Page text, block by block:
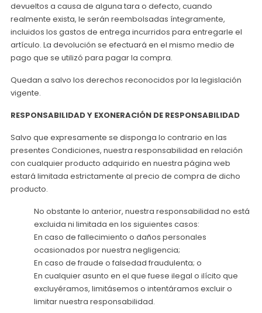
devueltos a causa de alguna tara o defecto, cuando
realmente exista, le serán reembolsadas íntegramente,
incluidos los gastos de entrega incurridos para entregarle el
artículo. La devolución se efectuará en el mismo medio de
pago que se utilizó para pagar la compra.
Quedan a salvo los derechos reconocidos por la legislación
vigente.
RESPONSABILIDAD Y EXONERACIÓN DE RESPONSABILIDAD
Salvo que expresamente se disponga lo contrario en las
presentes Condiciones, nuestra responsabilidad en relación
con cualquier producto adquirido en nuestra página web
estará limitada estrictamente al precio de compra de dicho
producto.
No obstante lo anterior, nuestra responsabilidad no está
excluida ni limitada en los siguientes casos:
En caso de fallecimiento o daños personales
ocasionados por nuestra negligencia;
En caso de fraude o falsedad fraudulenta; o
En cualquier asunto en el que fuese ilegal o ilícito que
excluyéramos, limitásemos o intentáramos excluir o
limitar nuestra responsabilidad.